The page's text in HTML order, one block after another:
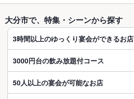
大分市で、特集・シーンから探す
3時間以上のゆっくり宴会ができるお店
3000円台の飲み放題付コース
50人以上の宴会が可能なお店